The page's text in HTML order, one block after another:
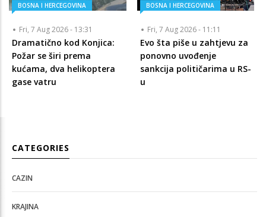
BOSNA I HERCEGOVINA
Fri, 7 Aug 2026 - 13:31
Dramatično kod Konjica:
Požar se širi prema
kućama, dva helikoptera
gase vatru
BOSNA I HERCEGOVINA
Fri, 7 Aug 2026 - 11:11
Evo šta piše u zahtjevu za
ponovno uvođenje
sankcija političarima u RS-
u
CATEGORIES
CAZIN
KRAJINA